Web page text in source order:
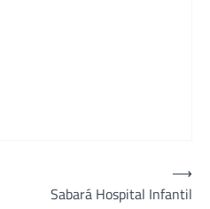
Sabará Hospital Infantil
⟶